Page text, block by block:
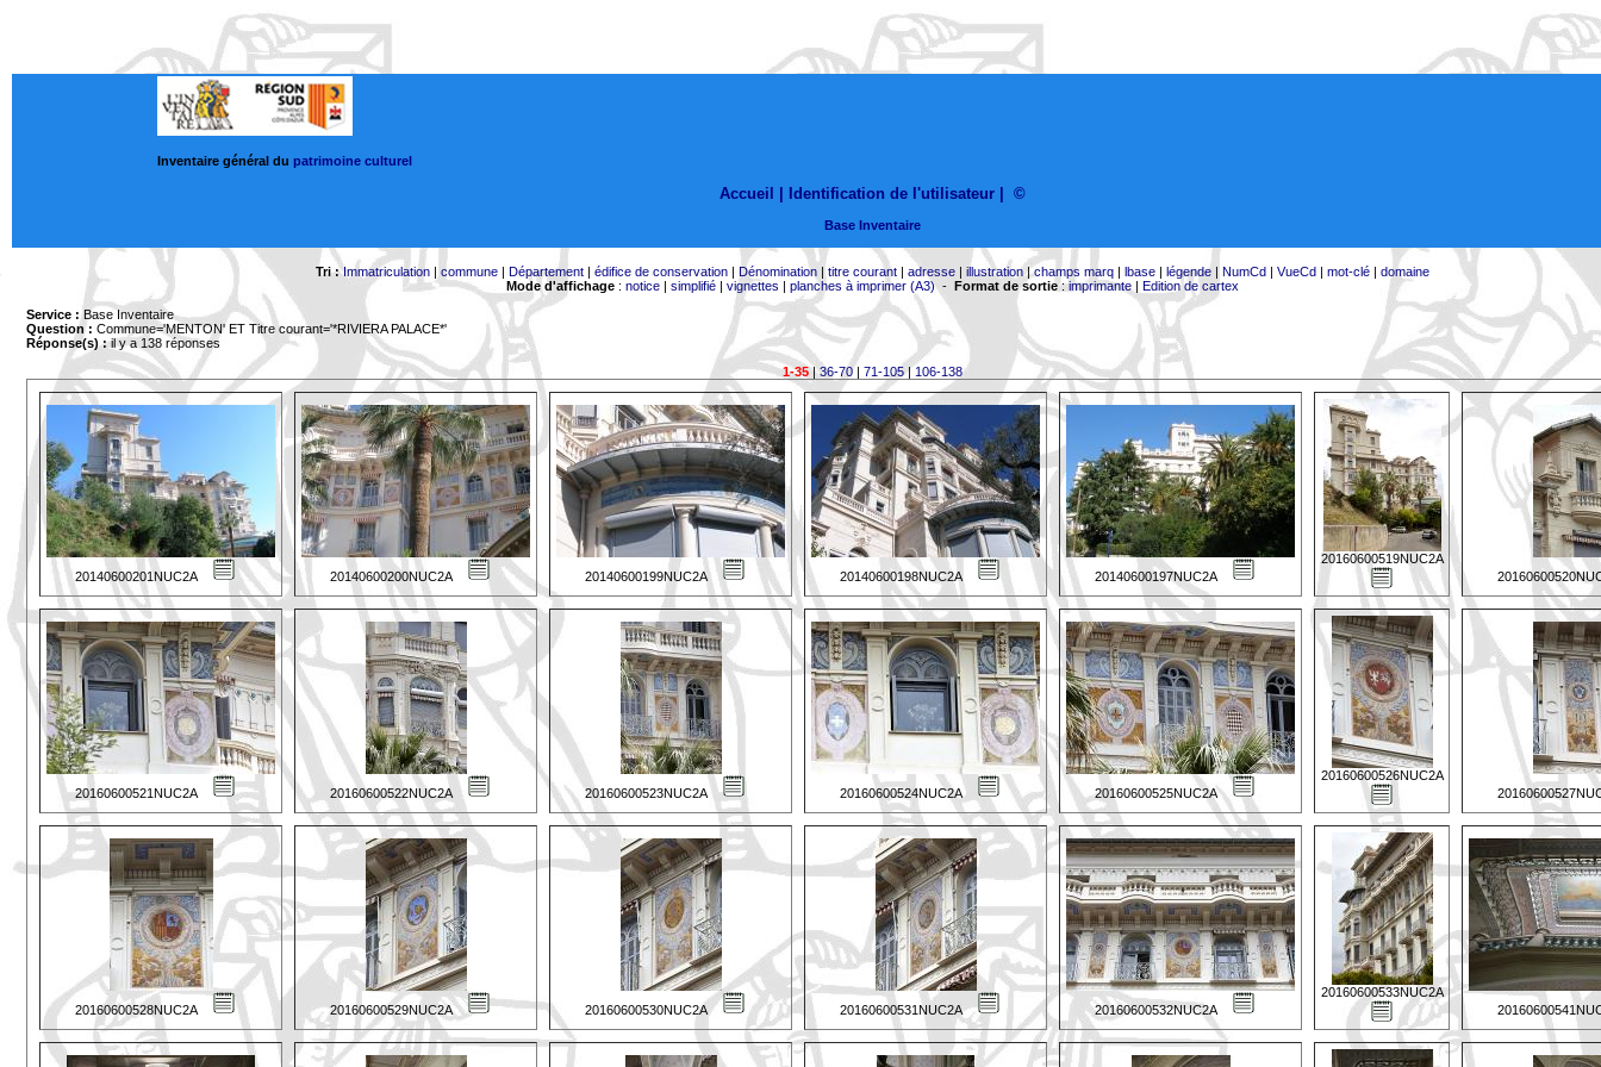
Inventaire général du patrimoine culturel
Accueil | Identification de l'utilisateur ©
Base Inventaire
Tri : Immatriculation| commune| Département| édifice de conservation| Dénomination| titre courant| adresse| illustration|champs marq| lbase| légende| NumCd| VueCd| mot-clé| domaine
Mode d'affichage: notice| simplifié| vignettes | planches à imprimer (A3)- Format de sortie:imprimante| Edition de cartex
Service : Base Inventaire
Question : Commune='MENTON' ET Titre courant='*RIVIERA PALACE*'
Réponse(s) :il y a 138 réponses
1-35|36-70| 71-105| 106-138
20140600201NUC2A 20140600200NUC2A 20140600199NUC2A 20140600198NUC2A 20140600197NUC2A
20160600519NUC2A
20160600521NUC2A 20160600522NUC2A 20160600523NUC2A 20160600524NUC2A 20160600525NUC2A
20160600526NUC2A
20160600528NUC2A 20160600529NUC2A 20160600530NUC2A 20160600531NUC2A 20160600532NUC2A
20160600533NUC2A